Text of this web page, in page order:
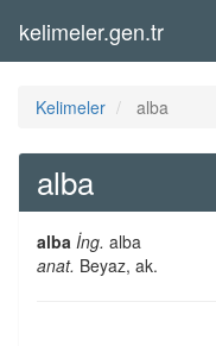
kelimeler.gen.tr
Kelimeler alba
alba
alba İng. alba
anat. Beyaz, ak.